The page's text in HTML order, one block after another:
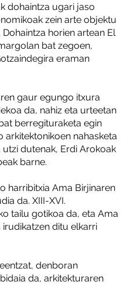
dohaintza ugari jaso
zein arte objektu
Dohaintza horien artean El
bat zegoen,
eraman
gaur egungo itxura
da, nahiz eta urteetan
berregituraketa egin
arkitektonikoen nahasketa
dutenak, Erdi Arokoak
barne.
harribitxia Ama Birjinaren
da. XIII-XVI.
tailu gotikoa da, eta Ama
irudikatzen ditu elkarri
denboran
da, arkitekturaren